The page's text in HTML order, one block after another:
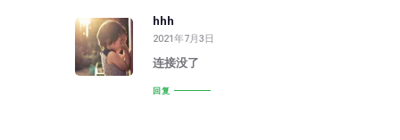
hhh
2021年7月3日
连接没了
回复